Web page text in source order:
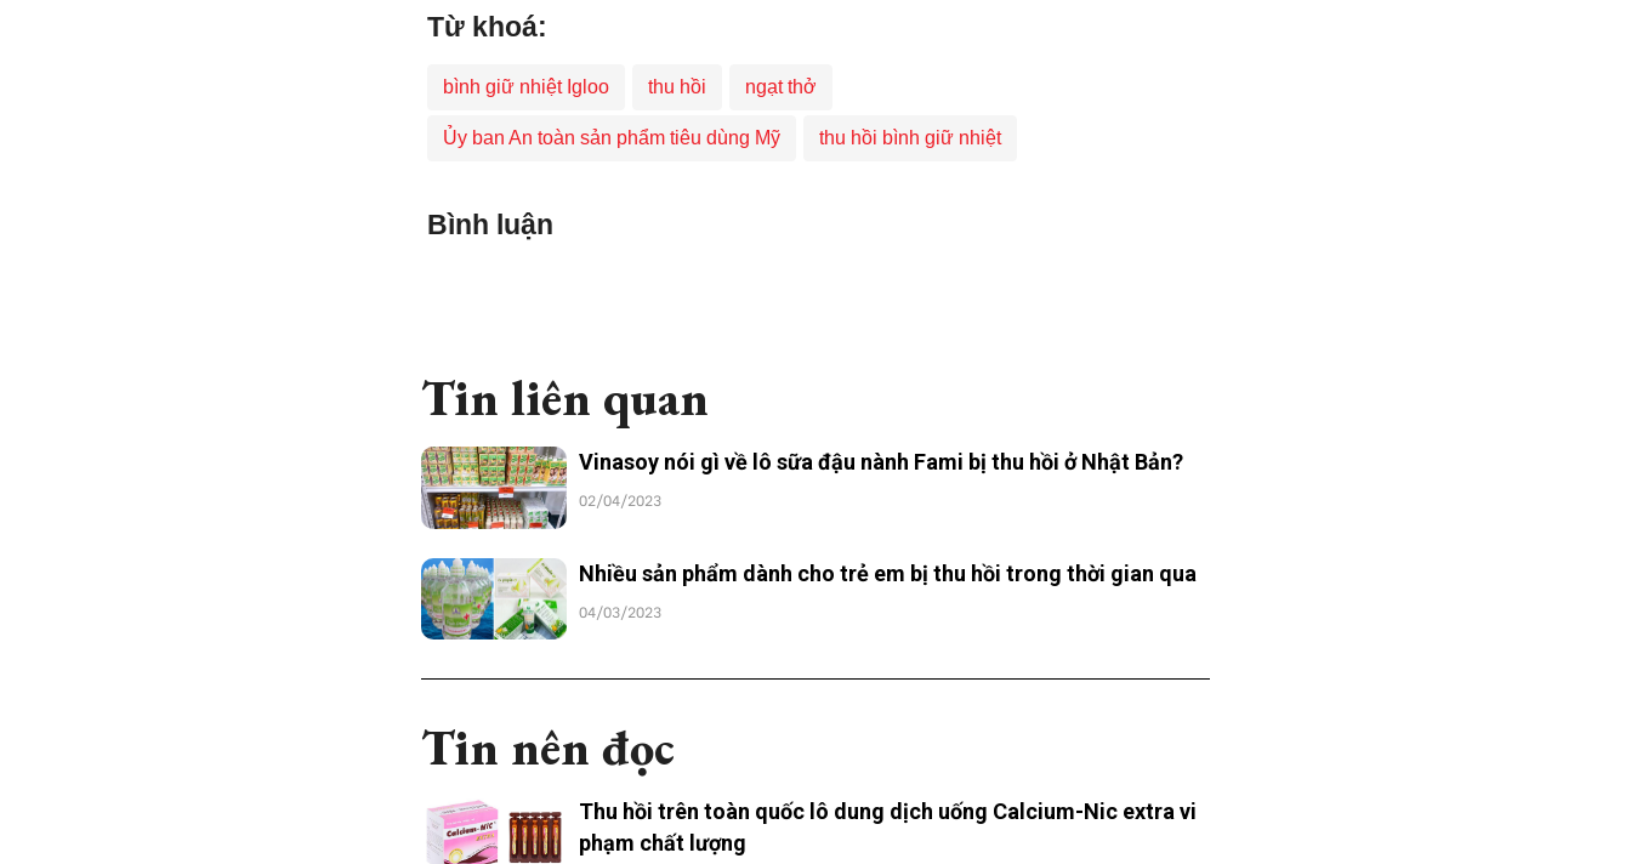
Từ khoá:
bình giữ nhiệt Igloo thu hồi ngạt thở
Ủy ban An toàn sản phẩm tiêu dùng Mỹ thu hồi bình giữ nhiệt
Bình luận
Tin liên quan
Vinasoy nói gì về lô sữa đậu nành Fami bị thu hồi ở Nhật Bản?
02/04/2023
Nhiều sản phẩm dành cho trẻ em bị thu hồi trong thời gian qua
04/03/2023
Tin nên đọc
Thu hồi trên toàn quốc lô dung dịch uống Calcium-Nic extra vi
phạm chất lượng